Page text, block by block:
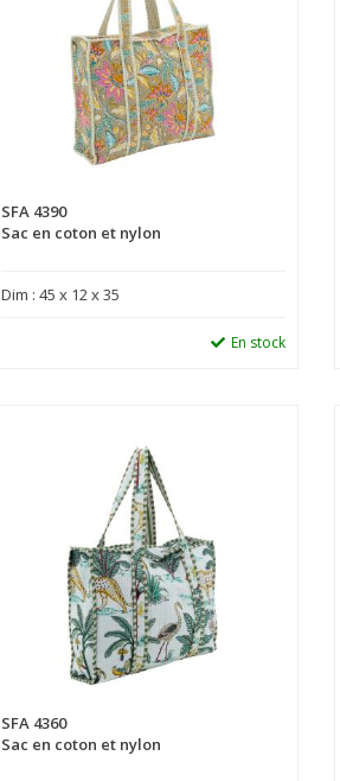
SFA 4390
Sac en coton et nylon
Dim : 45 x 12 x 35
En stock
SFA 4360
Sac en coton et nylon